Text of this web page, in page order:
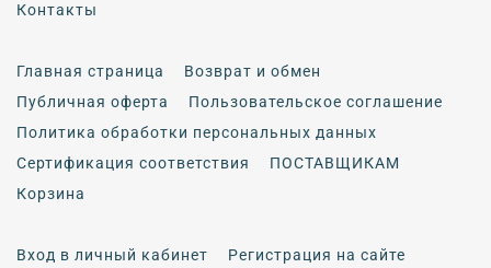
Контакты
Главная страница
Возврат и обмен
Публичная оферта
Пользовательское соглашение
Политика обработки персональных данных
Сертификация соответствия
ПОСТАВЩИКАМ
Корзина
Вход в личный кабинет Регистрация на сайте